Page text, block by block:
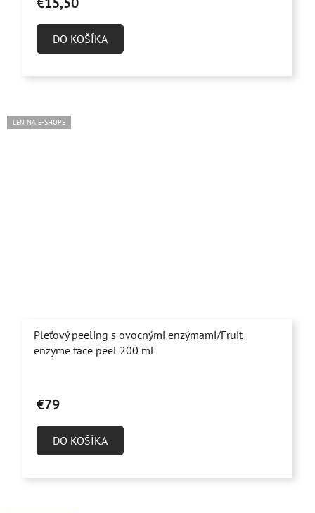
DO KOŠÍKA
LEN NA E-SHOPE
Pleťový peeling s ovocnými enzýmami/Fruit
enzyme face peel 200 ml
hodnotenie
5,0
€79
DO KOŠÍKA